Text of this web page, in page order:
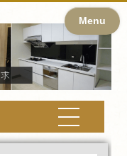
Menu